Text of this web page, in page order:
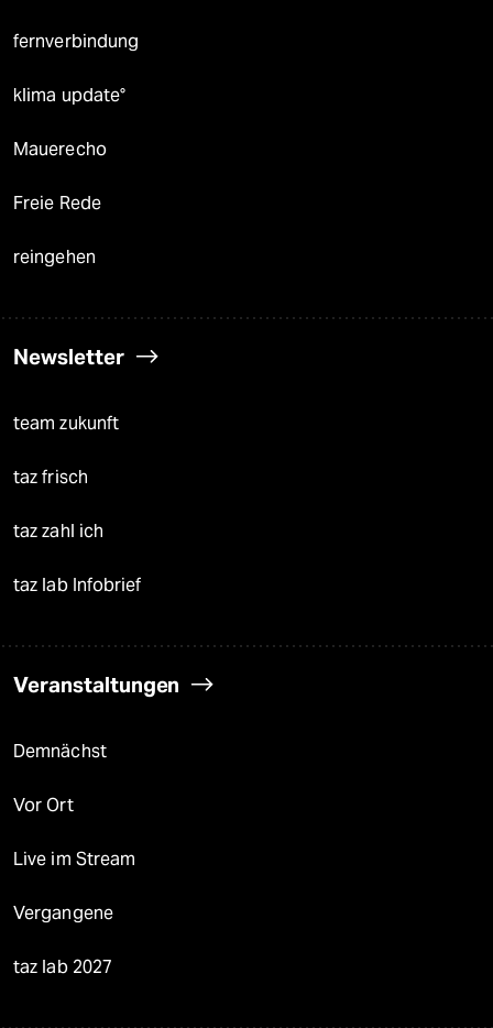
fernverbindung
klima update°
Mauerecho
Freie Rede
reingehen
Newsletter
team zukunft
taz frisch
taz zahl ich
taz lab Infobrief
Veranstaltungen
Demnächst
Vor Ort
Live im Stream
Vergangene
taz lab 2027